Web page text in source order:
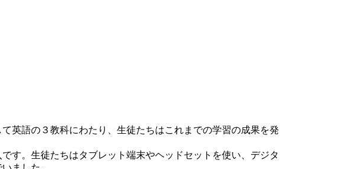
英語の３教科にわたり、生徒たちはこれまでの学習の成果を発
す。生徒たちはタブレット端末やヘッドセットを使い、デジタ